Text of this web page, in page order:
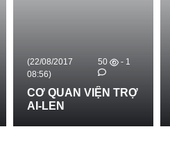
(22/08/2017
08:56)
50 - 1
CƠ QUAN VIỆN TRỢ
AI-LEN